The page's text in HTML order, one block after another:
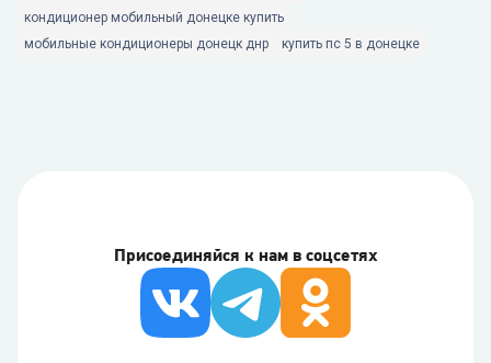
кондиционер мобильный донецке купить
мобильные кондиционеры донецк днр
купить пс 5 в донецке
Присоединяйся к нам в соцсетях